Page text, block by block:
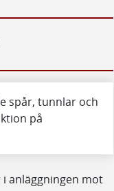
spår, tunnlar och
på
anläggningen mot